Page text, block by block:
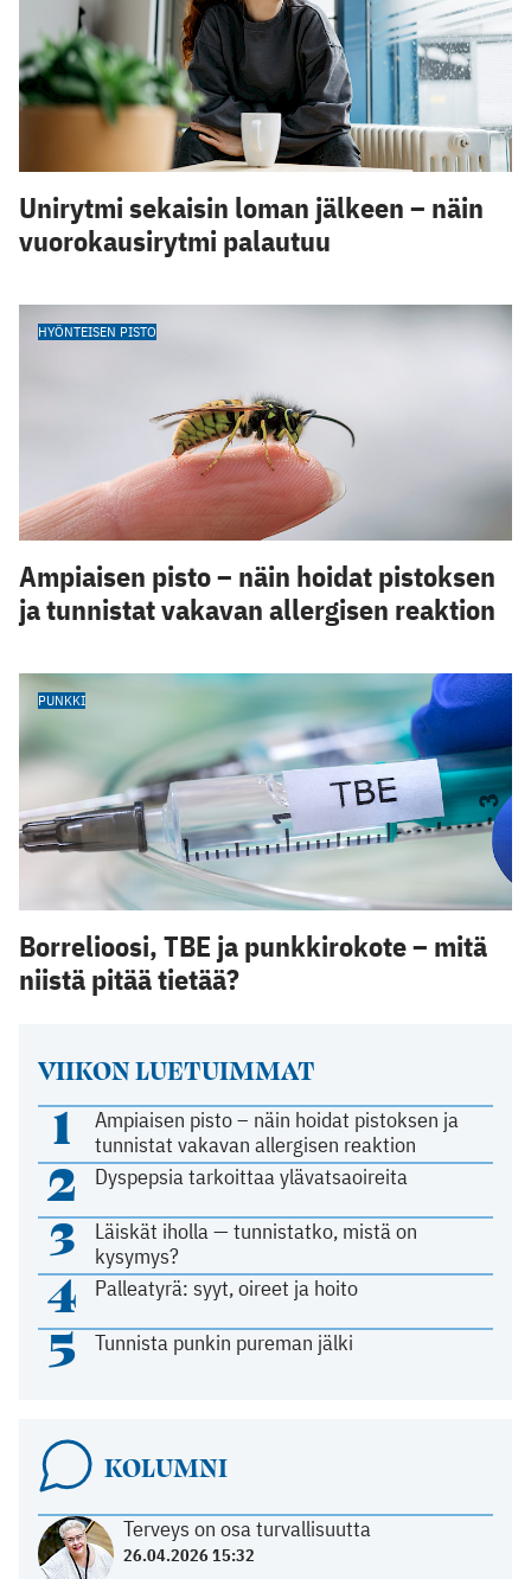
VIIKON LUETUIMMAT
1
Ampiaisen pisto – näin hoidat pistoksen ja
tunnistat vakavan allergisen reaktion
2 Dyspepsia tarkoittaa ylävatsaoireita
3
Läiskät iholla — tunnistatko, mistä on
kysymys?
4 Palleatyrä: syyt, oireet ja hoito
5 Tunnista punkin pureman jälki
KOLUMNI
Terveys on osa turvallisuutta
26.04.2026 15:32
Unirytmi sekaisin loman jälkeen – näin
vuorokausirytmi palautuu
HYÖNTEISEN PISTO
Ampiaisen pisto – näin hoidat pistoksen
ja tunnistat vakavan allergisen reaktion
PUNKKI
Borrelioosi, TBE ja punkkirokote – mitä
niistä pitää tietää?